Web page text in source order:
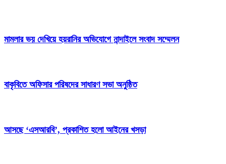
মামলার ভয় দেখিয়ে হয়রানির অভিযোগে নান্দাইলে সংবাদ সম্মেলন
বাকৃবিতে অফিসার পরিষদের সাধারণ সভা অনুষ্ঠিত
আসছে ‘এসআরবি’, প্রকাশিত হলো আইনের খসড়া